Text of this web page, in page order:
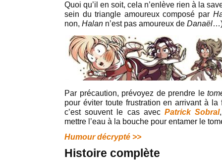
Quoi qu’il en soit, cela n’enlève rien à la
sein du triangle amoureux composé par
non, Halan n’est pas amoureux de Danaël
Par précaution, prévoyez de prendre le
pour éviter toute frustration en arrivant à
c’est souvent le cas avec Patrick Sobral
mettre l’eau à la bouche pour entamer le
Humour décrypté >>
Histoire complète